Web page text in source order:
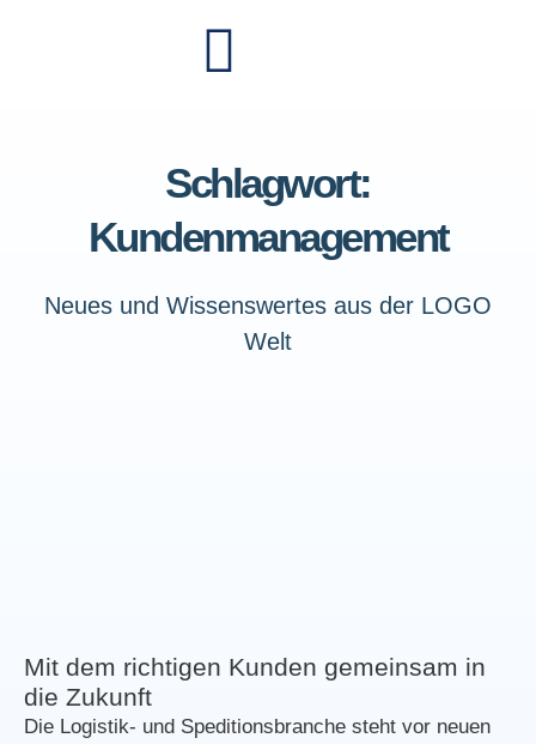
Schlagwort:
Kundenmanagement
Neues und Wissenswertes aus der LOGO
Welt
Mit dem richtigen Kunden gemeinsam in
die Zukunft
Die Logistik- und Speditionsbranche steht vor neuen